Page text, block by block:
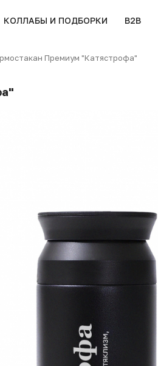
КОЛЛАБЫ И ПОДБОРКИ B2B
Премиум "Катястрофа"